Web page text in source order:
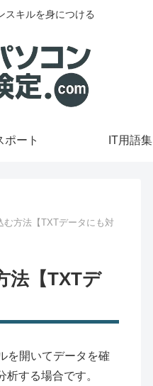
スキルを身につける
ポート IT用語集
方法【TXTデータにも対
法【TXTデ
を開いてデータを確
する場合です。